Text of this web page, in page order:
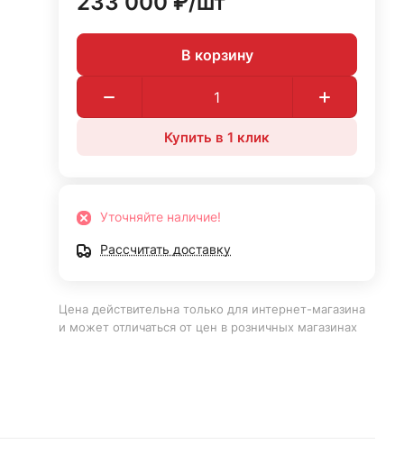
В корзину
Купить в 1 клик
Уточняйте наличие!
Рассчитать доставку
Цена действительна только для интернет-магазина
и может отличаться от цен в розничных магазинах